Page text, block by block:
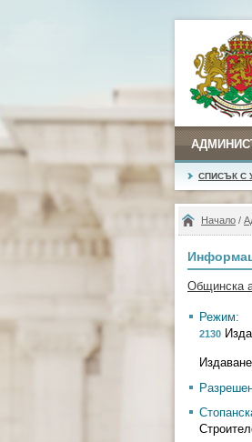
СПИСЪК С
Начало /
Общинска
Режим:
2130